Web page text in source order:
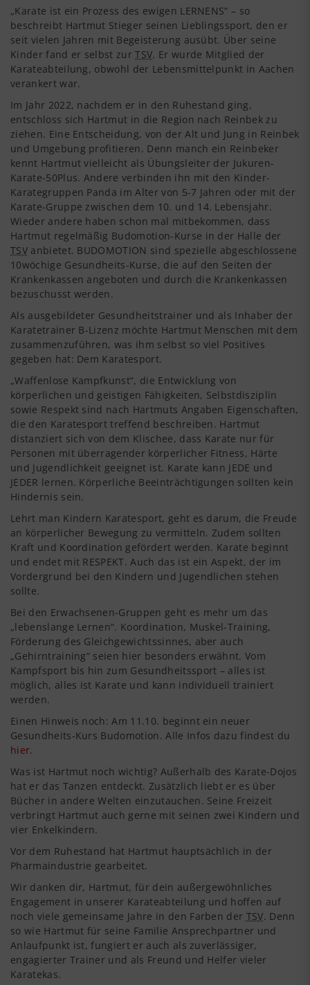
„Karate ist ein Prozess des ewigen LERNENS“ – so
beschreibt Hartmut Stieger seinen Lieblingssport, den er
seit vielen Jahren mit Begeisterung ausübt. Über seine
Kinder fand er selbst zurTSV. Er wurde Mitglied der
Karateabteilung, obwohl der Lebensmittelpunkt in Aachen
verankert war.
Im Jahr 2022, nachdem er in den Ruhestand ging,
entschloss sich Hartmut in die Region nach Reinbek zu
ziehen. Eine Entscheidung, von der Alt und Jung in Reinbek
und Umgebung profitieren. Denn manch ein Reinbeker
kennt Hartmut vielleicht als Übungsleiter der Jukuren-
Karate-50Plus. Andere verbinden ihn mit den Kinder-
Karategruppen Panda im Alter von 5-7 Jahren oder mit der
Karate-Gruppe zwischen dem 10. und 14. Lebensjahr.
Wieder andere haben schon mal mitbekommen, dass
Hartmut regelmäßig Budomotion-Kurse in der Halle der
TSVanbietet. BUDOMOTION sind spezielle abgeschlossene
10wöchige Gesundheits-Kurse, die auf den Seiten der
Krankenkassen angeboten und durch die Krankenkassen
bezuschusst werden.
Als ausgebildeter Gesundheitstrainer und als Inhaber der
Karatetrainer B-Lizenz möchte Hartmut Menschen mit dem
zusammenzuführen, was ihm selbst so viel Positives
gegeben hat: Dem Karatesport.
„Waffenlose Kampfkunst“, die Entwicklung von
körperlichen und geistigen Fähigkeiten, Selbstdisziplin
sowie Respekt sind nach Hartmuts Angaben Eigenschaften,
die den Karatesport treffend beschreiben. Hartmut
distanziert sich von dem Klischee, dass Karate nur für
Personen mit überragender körperlicher Fitness, Härte
und Jugendlichkeit geeignet ist. Karate kann JEDE und
JEDER lernen. Körperliche Beeinträchtigungen sollten kein
Hindernis sein.
Lehrt man Kindern Karatesport, geht es darum, die Freude
an körperlicher Bewegung zu vermitteln. Zudem sollten
Kraft und Koordination gefördert werden. Karate beginnt
und endet mit RESPEKT. Auch das ist ein Aspekt, der im
Vordergrund bei den Kindern und Jugendlichen stehen
sollte.
Bei den Erwachsenen-Gruppen geht es mehr um das
„lebenslange Lernen“. Koordination, Muskel-Training,
Förderung des Gleichgewichtssinnes, aber auch
„Gehirntraining“ seien hier besonders erwähnt. Vom
Kampfsport bis hin zum Gesundheitssport – alles ist
möglich, alles ist Karate und kann individuell trainiert
werden.
Einen Hinweis noch: Am 11.10. beginnt ein neuer
Gesundheits-Kurs Budomotion. Alle Infos dazu findest du
hier.
Was ist Hartmut noch wichtig? Außerhalb des Karate-Dojos
hat er das Tanzen entdeckt. Zusätzlich liebt er es über
Bücher in andere Welten einzutauchen. Seine Freizeit
verbringt Hartmut auch gerne mit seinen zwei Kindern und
vier Enkelkindern.
Vor dem Ruhestand hat Hartmut hauptsächlich in der
Pharmaindustrie gearbeitet.
Wir danken dir, Hartmut, für dein außergewöhnliches
Engagement in unserer Karateabteilung und hoffen auf
noch viele gemeinsame Jahre in den Farben der TSV. Denn
so wie Hartmut für seine Familie Ansprechpartner und
Anlaufpunkt ist, fungiert er auch als zuverlässiger,
engagierter Trainer und als Freund und Helfer vieler
Karatekas.